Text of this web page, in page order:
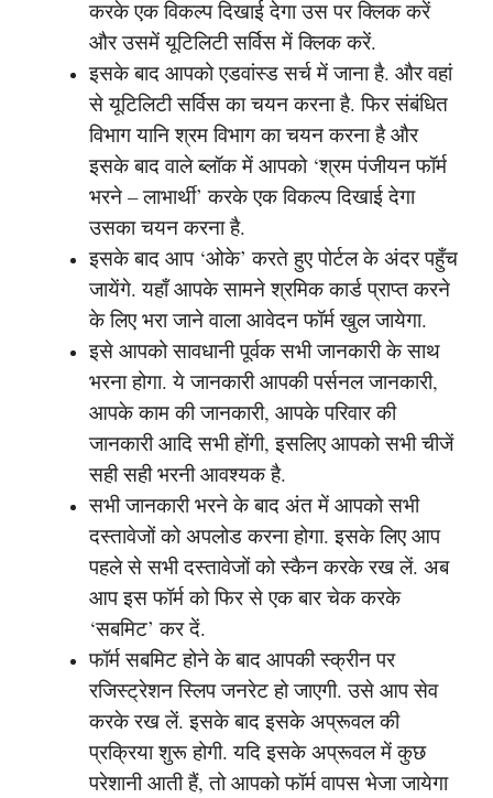
करके एक विकल्प दिखाई देगा उस पर क्लिक करें
और उसमें यूटिलिटी सर्विस में क्लिक करें.
इसके बाद आपको एडवांस्ड सर्च में जाना है. और वहां
से यूटिलिटी सर्विस का चयन करना है. फिर संबंधित
विभाग यानि श्रम विभाग का चयन करना है और
इसके बाद वाले ब्लॉक में आपको ‘श्रम पंजीयन फॉर्म
भरने – लाभार्थी’ करके एक विकल्प दिखाई देगा
उसका चयन करना है.
इसके बाद आप ‘ओके’ करते हुए पोर्टल के अंदर पहुँच
जायेंगे. यहाँ आपके सामने श्रमिक कार्ड प्राप्त करने
के लिए भरा जाने वाला आवेदन फॉर्म खुल जायेगा.
इसे आपको सावधानी पूर्वक सभी जानकारी के साथ
भरना होगा. ये जानकारी आपकी पर्सनल जानकारी,
आपके काम की जानकारी, आपके परिवार की
जानकारी आदि सभी होंगी, इसलिए आपको सभी चीजें
सही सही भरनी आवश्यक है.
सभी जानकारी भरने के बाद अंत में आपको सभी
दस्तावेजों को अपलोड करना होगा. इसके लिए आप
पहले से सभी दस्तावेजों को स्कैन करके रख लें. अब
आप इस फॉर्म को फिर से एक बार चेक करके
‘सबमिट’ कर दें.
फॉर्म सबमिट होने के बाद आपकी स्क्रीन पर
रजिस्ट्रेशन स्लिप जनरेट हो जाएगी. उसे आप सेव
करके रख लें. इसके बाद इसके अप्रूवल की
प्रक्रिया शुरू होगी. यदि इसके अप्रूवल में कुछ
परेशानी आती हैं, तो आपको फॉर्म वापस भेजा जायेगा